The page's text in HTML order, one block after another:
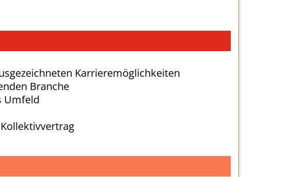
Karrieremöglichkeiten
Branche
Umfeld